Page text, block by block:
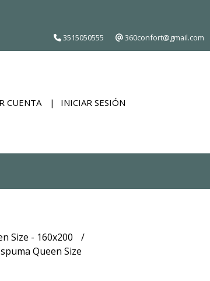
3515050555 360confort@gmail.com
CUENTA INICIAR SESIÓN
Size - 160x200
Queen Size